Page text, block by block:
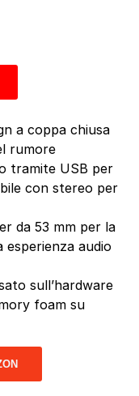
a coppa chiusa
rumore
tramite USB per
con stereo per
da 53 mm per la
esperienza audio
sull’hardware
foam su